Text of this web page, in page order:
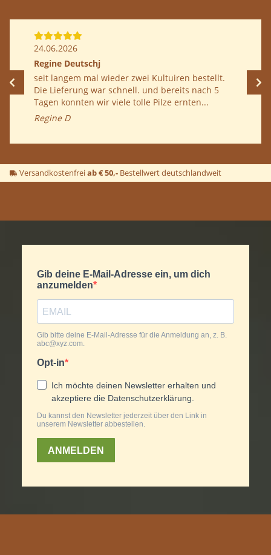
Anleitung herunterladen
24.06.2026
Regine Deutschj
seit langem mal wieder zwei Kultuiren bestellt.
Die Lieferung war schnell. und bereits nach 5
Tagen konnten wir viele tolle Pilze ernten...
Regine D
Versandkostenfreiab € 50,- Bestellwert deutschlandweit